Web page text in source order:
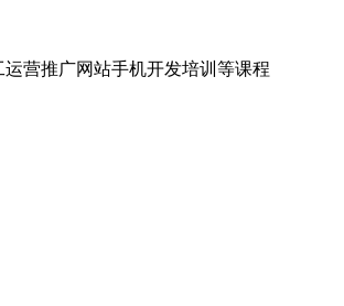
营推广网站手机开发培训等课程